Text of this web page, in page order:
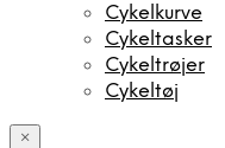
Cykelkurve
Cykeltasker
Cykeltrøjer
Cykeltøj
×